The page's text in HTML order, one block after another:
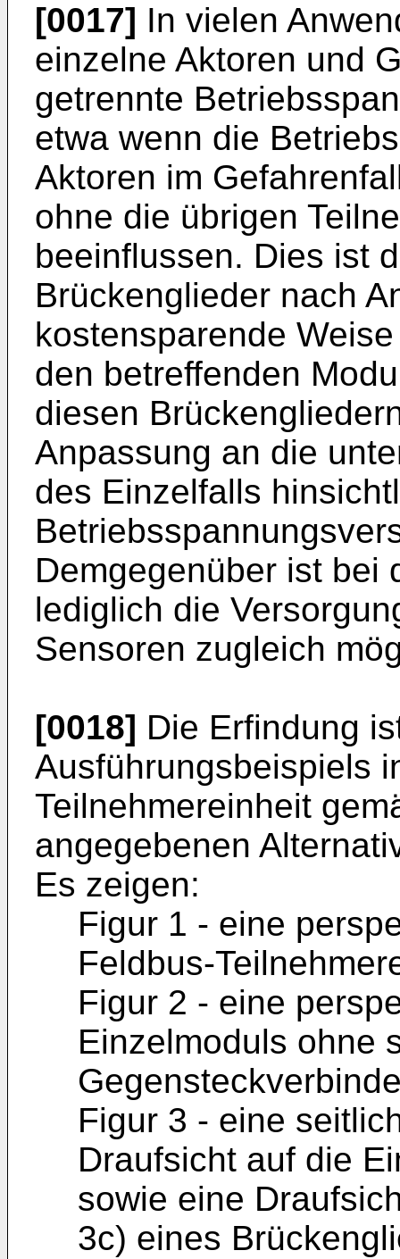
[0017] In vielen
einzelne Aktoren und
getrennte
etwa wenn die
Aktoren im
ohne die übrigen
beeinflussen. Dies ist
Brückenglieder nach
kostensparende
den betreffenden
diesen
Anpassung an die
des Einzelfalls
Demgegenüber ist bei
lediglich die
Sensoren zugleich
[0018] Die Erfindung
Ausführungsbeispiels
Teilnehmereinheit
angegebenen
Es zeigen:
Figur 1 - eine
Feldbus-
Figur 2 - eine
Einzelmoduls ohne
Figur 3 - eine
Draufsicht auf die
sowie eine
3c) eines